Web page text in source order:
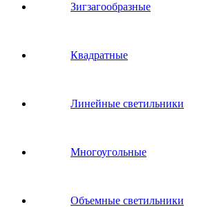
Зигзагообразные
Квадратные
Линейные светильники
Многоугольные
Объемные светильники